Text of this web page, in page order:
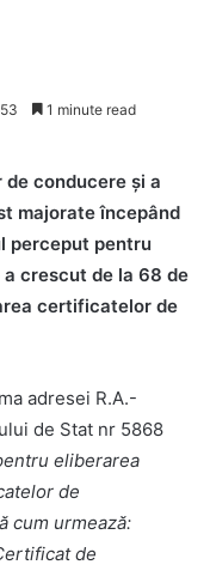
1 minute read
conducere și a
majorate începând
perceput pentru
crescut de la 68 de
certificatelor de
adresei R.A.-
de Stat nr 5868
eliberarea
de
cum urmează:
de